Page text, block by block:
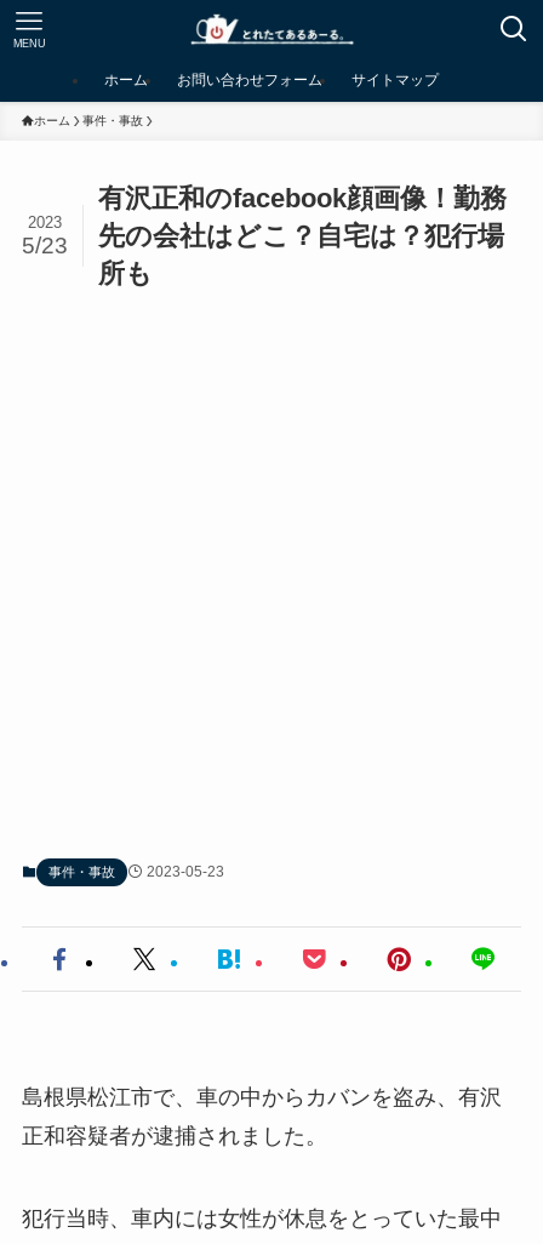
MENU
ホーム お問い合わせフォーム サイトマップ
ホーム 事件・事故
有沢正和のfacebook顔画像！勤務
先の会社はどこ？自宅は？犯行場
所も
2023
5/23
事件・事故 2023-05-23
島根県松江市で、車の中からカバンを盗み、有沢
正和容疑者が逮捕されました。
犯行当時、車内には女性が休息をとっていた最中